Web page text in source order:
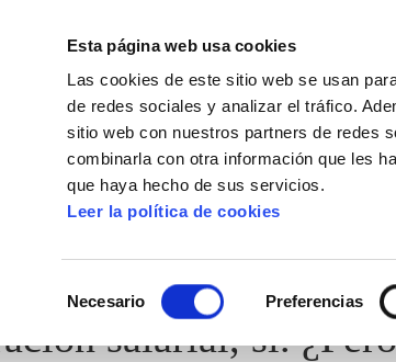
Esta página web usa cookies
Las cookies de este sitio web se usan
de redes sociales y analizar el tráfico.
sitio web con nuestros partners de redes
combinarla con otra información que les
que haya hecho de sus servicios.
Leer la política de cookies
Necesario Preferencias
/ POLICÍA FORAL
salarial, si.